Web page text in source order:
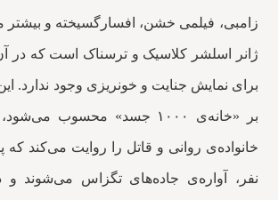
زامبی، فیلمی خشن، افسارگسیخته و
ژانر اسلشر کلاسیک و ترسناک است که در
برای نمایش جنایت و خونریزی وجود ندارد.
بر «خانه‌ی ۱۰۰۰ جسد» محسوب
خانواده‌ی روانی و قاتل را روایت می‌کند که
نفر، آواره‌ی جاده‌های تگزاس می‌شوند